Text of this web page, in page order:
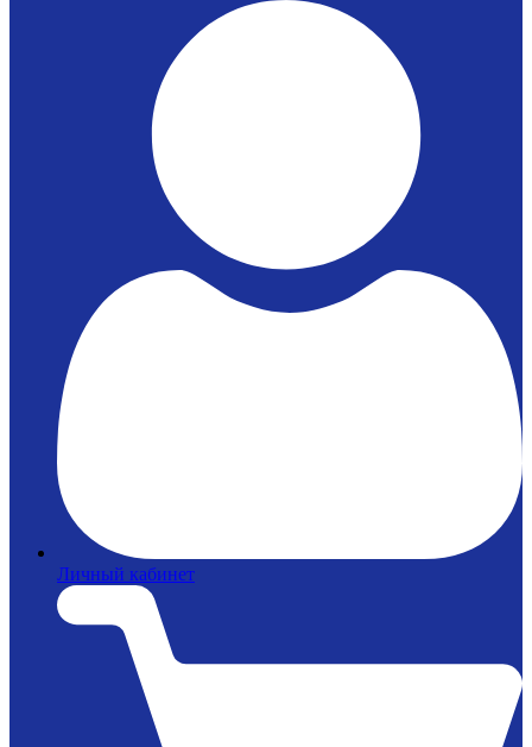
Личный кабинет